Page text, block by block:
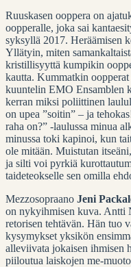
Ruuskasen ooppera on
oopperalle, joka sai
syksyllä 2017. Heräämisen
Yllätyin, miten
kristillisyyttä kumpikin
kautta. Kummatkin
kuuntelin EMO Ensamblen
kerran miksi poliittinen
on upea ”soitin” – ja
raha on?” -laulussa minua
minussa toki kapinoi, kun
ole mitään. Muistutan
ja silti voi pyrkiä
taideteokselle sen omilla
Mezzosopraano Jeni
on nykyihmisen kuva. Antti
retorisen tehtävän. Hän tuo
kysymykset yksikön
alleviivata jokaisen ihmisen
piiloutua laiskojen me-